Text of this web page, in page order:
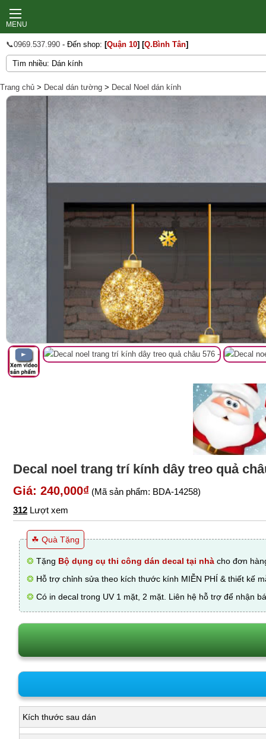
MENU
📞0969.537.990 - Đến shop: [Quận 10] [Q.Bình Tân]
Trang chủ > Decal dán tường > Decal Noel dán kính
Decal noel trang trí kính dây treo quả
Giá: 240,000₫ (Mã sản phẩm: BDA-14258)
312 Lượt xem
☘ Quà Tặng
❂ Tặng Bộ dụng cụ thi công dán decal tại nhà cho đơn
❂ Hỗ trợ chỉnh sửa theo kích thước kính MIỄN PHÍ & thiết kế
❂ Có in decal trong UV 1 mặt, 2 mặt. Liên hệ hỗ trợ để nhận
Kích thước sau dán